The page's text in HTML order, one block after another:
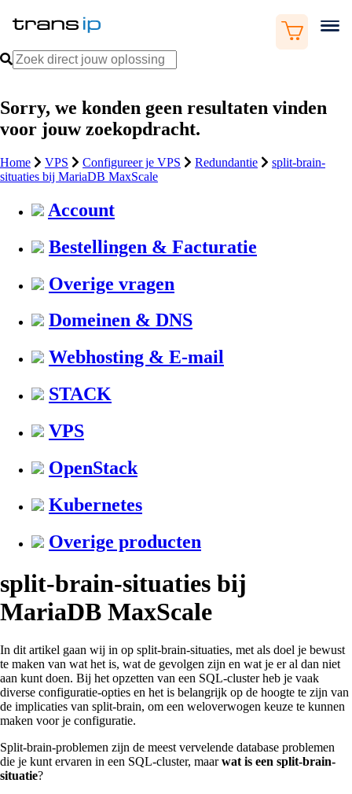
Sorry, we konden geen resultaten vinden
voor jouw zoekopdracht.
Home VPS Configureer je VPS Redundantie
split-brain-
situaties bij MariaDB MaxScale
Account
Bestellingen & Facturatie
Overige vragen
Domeinen & DNS
Webhosting & E-mail
STACK
VPS
OpenStack
Kubernetes
Overige producten
split-brain-situaties bij
MariaDB MaxScale
In dit artikel gaan wij in op split-brain-situaties, met als doel je bewust
te maken van wat het is, wat de gevolgen zijn en wat je er al dan niet
aan kunt doen. Bij het opzetten van een SQL-cluster heb je vaak
diverse configuratie-opties en het is belangrijk op de hoogte te zijn van
de implicaties van split-brain, om een weloverwogen keuze te kunnen
maken voor je configuratie.
Split-brain-problemen zijn de meest vervelende database problemen
die je kunt ervaren in een SQL-cluster, maarwat is een split-brain-
situatie?